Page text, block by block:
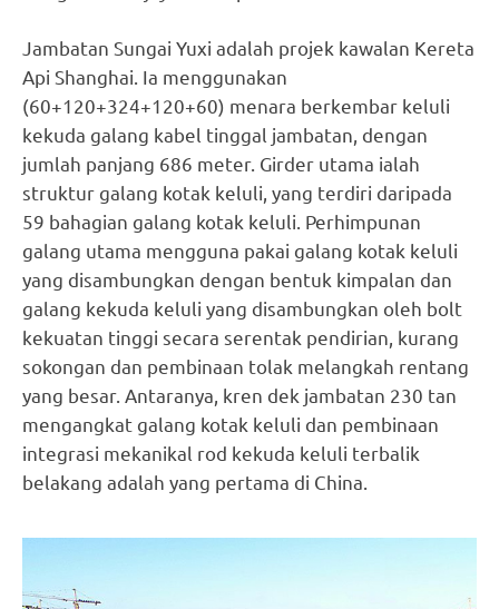
Jambatan Sungai Yuxi adalah projek kawalan Kereta
Api Shanghai. Ia menggunakan
(60+120+324+120+60) menara berkembar keluli
kekuda galang kabel tinggal jambatan, dengan
jumlah panjang 686 meter. Girder utama ialah
struktur galang kotak keluli, yang terdiri daripada
59 bahagian galang kotak keluli. Perhimpunan
galang utama mengguna pakai galang kotak keluli
yang disambungkan dengan bentuk kimpalan dan
galang kekuda keluli yang disambungkan oleh bolt
kekuatan tinggi secara serentak pendirian, kurang
sokongan dan pembinaan tolak melangkah rentang
yang besar. Antaranya, kren dek jambatan 230 tan
mengangkat galang kotak keluli dan pembinaan
integrasi mekanikal rod kekuda keluli terbalik
belakang adalah yang pertama di China.